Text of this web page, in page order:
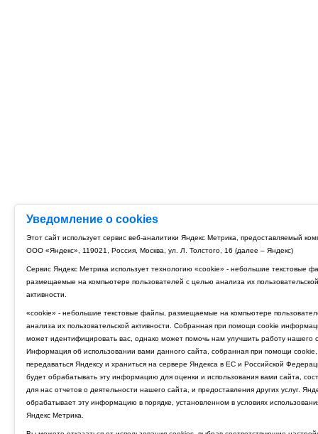
Уведомление о cookies
Этот сайт использует сервис веб-аналитики Яндекс Метрика, предоставляемый
ООО «Яндекс», 119021, Россия, Москва, ул. Л. Толстого, 16 (далее – Яндекс)
Сервис Яндекс Метрика использует технологию «cookie» - небольшие текстовые
размещаемые на компьютере пользователей с целью анализа их пользовательской
активности.
«cookie» - небольшие текстовые файлы, размещаемые на компьютере
анализа их пользовательской активности. Собранная при помощи cookie
может идентифицировать вас, однако может помочь нам улучшить работу нашего
Информация об использовании вами данного сайта, собранная при помощи cookie,
передаваться Яндексу и храниться на сервере Яндекса в ЕС и Российской
будет обрабатывать эту информацию для оценки и использования вами сайта,
для нас отчетов о деятельности нашего сайта, и предоставления других услуг.
обрабатывает эту информацию в порядке, установленном в условиях
Яндекс Метрика.